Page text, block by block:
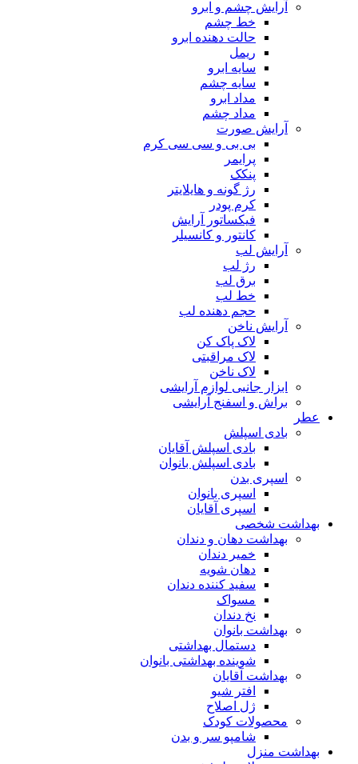
آرایش چشم و ابرو
خط چشم
حالت دهنده ابرو
ریمل
سایه ابرو
سایه چشم
مداد ابرو
مداد چشم
آرایش صورت
بی بی و سی سی کرم
پرایمر
پنکک
رژ گونه و هایلایتر
کرم پودر
فیکساتور آرایش
کانتور و کانسیلر
آرایش لب
رژ لب
برق لب
خط لب
حجم دهنده لب
آرایش ناخن
لاک پاک کن
لاک مراقبتی
لاک ناخن
ابزار جانبی لوازم آرایشی
براش و اسفنج آرایشی
عطر
بادی اسپلش
بادی اسپلش آقایان
بادی اسپلش بانوان
اسپری بدن
اسپری بانوان
اسپری آقایان
بهداشت شخصی
بهداشت دهان و دندان
خمیر دندان
دهان شویه
سفید کننده دندان
مسواک
نخ دندان
بهداشت بانوان
دستمال بهداشتی
شوینده بهداشتی بانوان
بهداشت آقایان
افتر شیو
ژل اصلاح
محصولات کودک
شامپو سر و بدن
بهداشت منزل